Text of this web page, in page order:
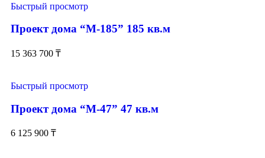
Быстрый просмотр
Проект дома “М-185” 185 кв.м
15 363 700 ₸
Быстрый просмотр
Проект дома “М-47” 47 кв.м
6 125 900 ₸